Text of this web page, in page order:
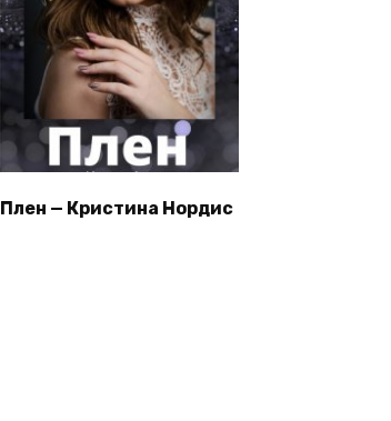
Плен — Кристина Нордис